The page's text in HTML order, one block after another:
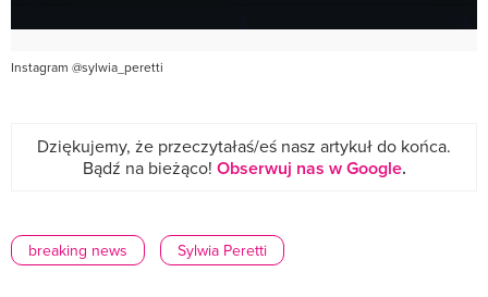
Instagram @sylwia_peretti
Dziękujemy, że przeczytałaś/eś nasz artykuł do końca.
Bądź na bieżąco! Obserwuj nas w Google.
breaking news Sylwia Peretti